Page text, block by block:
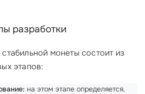
разработки
монеты состоит из
этапов:
на этом этапе определяется,